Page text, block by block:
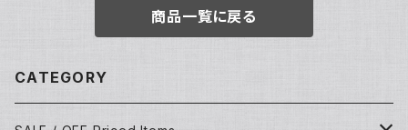
商品一覧に戻る
CATEGORY